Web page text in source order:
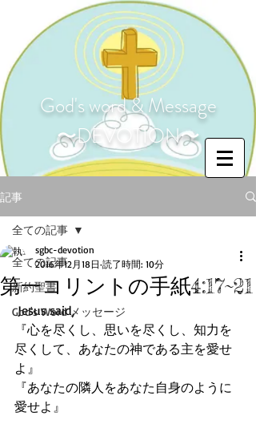
God's word & Message
〜DEVOTION〜
記事
全ての記事
新約聖書
God's Word メッセージ
全ての記事
第一コリントの手紙4:17~21
sgbc-devotion
2016年12月18日 読了時間: 10分
Jesus said,
『心を尽くし、思いを尽くし、知力を
尽くして、あなたの神である主を愛せ
よ』
『あなたの隣人をあなた自身のように
愛せよ』